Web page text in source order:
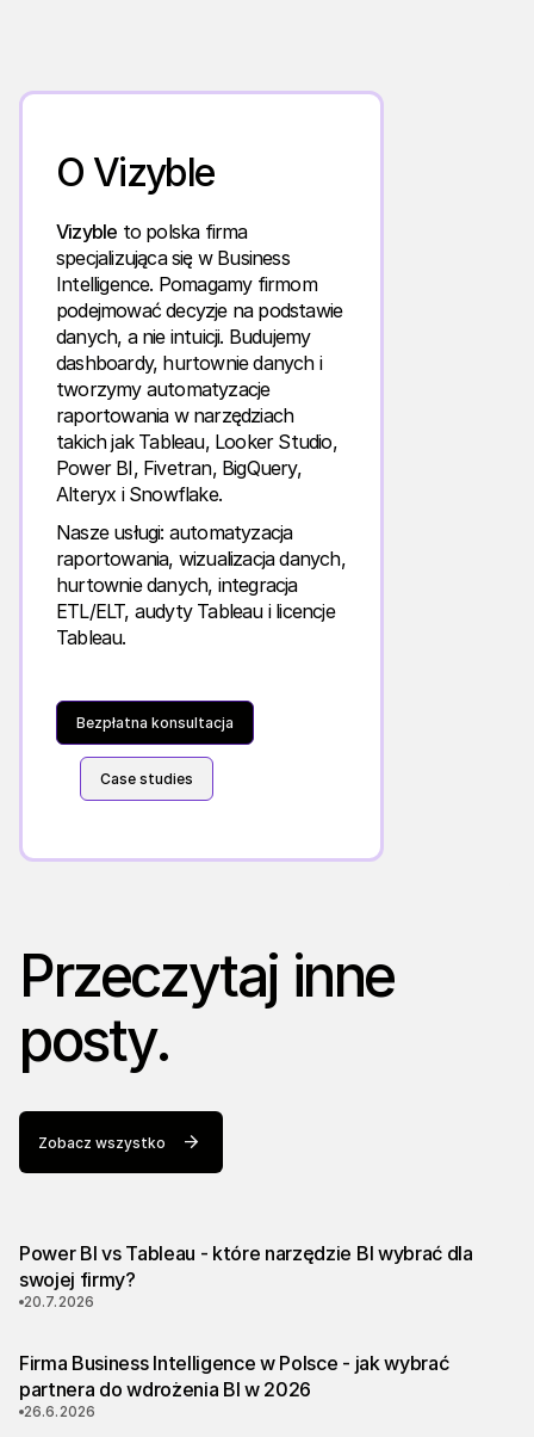
O Vizyble
Vizyble to polska firma
specjalizująca się w Business
Intelligence. Pomagamy firmom
podejmować decyzje na podstawie
danych, a nie intuicji. Budujemy
dashboardy, hurtownie danych i
tworzymy automatyzacje
raportowania w narzędziach
takich jak Tableau, Looker Studio,
Power BI, Fivetran, BigQuery,
Alteryx i Snowflake.
Nasze usługi: automatyzacja
raportowania, wizualizacja danych,
hurtownie danych, integracja
ETL/ELT, audyty Tableau i licencje
Tableau.
Bezpłatna konsultacja
Case studies
Przeczytaj inne
posty.
Zobacz wszystko
Power BI vs Tableau - które narzędzie BI wybrać dla
swojej firmy?
20.7.2026
Firma Business Intelligence w Polsce - jak wybrać
partnera do wdrożenia BI w 2026
26.6.2026